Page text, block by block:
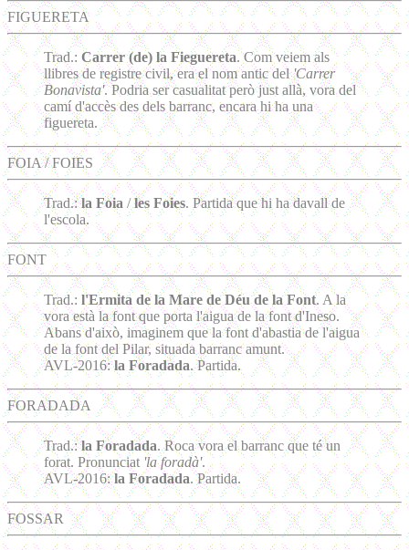
FIGUERETA
Trad.: Carrer (de) la Fieguereta. Com veiem als
llibres de registre civil, era el nom antic del'Carrer
Bonavista'. Podria ser casualitat però just allà, vora del
camí d'accès des dels barranc, encara hi ha una
figuereta.
FOIA / FOIES
Trad.:la Foia /les Foies. Partida que hi ha davall de
l'escola.
FONT
Trad.: l'Ermita de la Mare de Déu de la Font. A la
vora està la font que porta l'aigua de la font d'Ineso.
Abans d'això, imaginem que la font d'abastia de l'aigua
de la font del Pilar, situada barranc amunt.
AVL-2016:la Foradada. Partida.
FORADADA
Trad.:la Foradada. Roca vora el barranc que té un
forat. Pronunciat 'la foradà'.
AVL-2016:la Foradada. Partida.
FOSSAR